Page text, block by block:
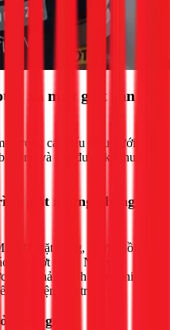
xả máy giặt cần
trong các dấu hiệu dưới
hỏng và cần được kỹ thuật
giặt nhưng không
đã giặt xong, nhưng lồng
vẫn ướt sũng. Nguyên
chốt nhả phanh hãm, khiến
thực hiện chu trình vắt.
lồng giặt